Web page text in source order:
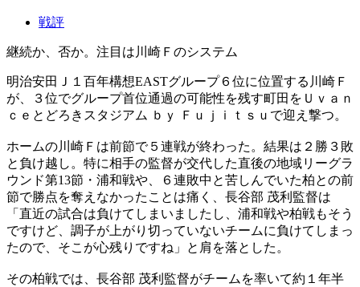
戦評
継続か、否か。注目は川崎Ｆのシステム
明治安田Ｊ１百年構想EASTグループ６位に位置する川崎Ｆ
が、３位でグループ首位通過の可能性を残す町田をＵｖａｎ
ｃｅとどろきスタジアム ｂｙ Ｆｕｊｉｔｓｕで迎え撃つ。
ホームの川崎Ｆは前節で５連戦が終わった。結果は２勝３敗
と負け越し。特に相手の監督が交代した直後の地域リーグラ
ウンド第13節・浦和戦や、６連敗中と苦しんでいた柏との前
節で勝点を奪えなかったことは痛く、長谷部 茂利監督は
「直近の試合は負けてしまいましたし、浦和戦や柏戦もそう
ですけど、調子が上がり切っていないチームに負けてしまっ
たので、そこが心残りですね」と肩を落とした。
その柏戦では、長谷部 茂利監督がチームを率いて約１年半